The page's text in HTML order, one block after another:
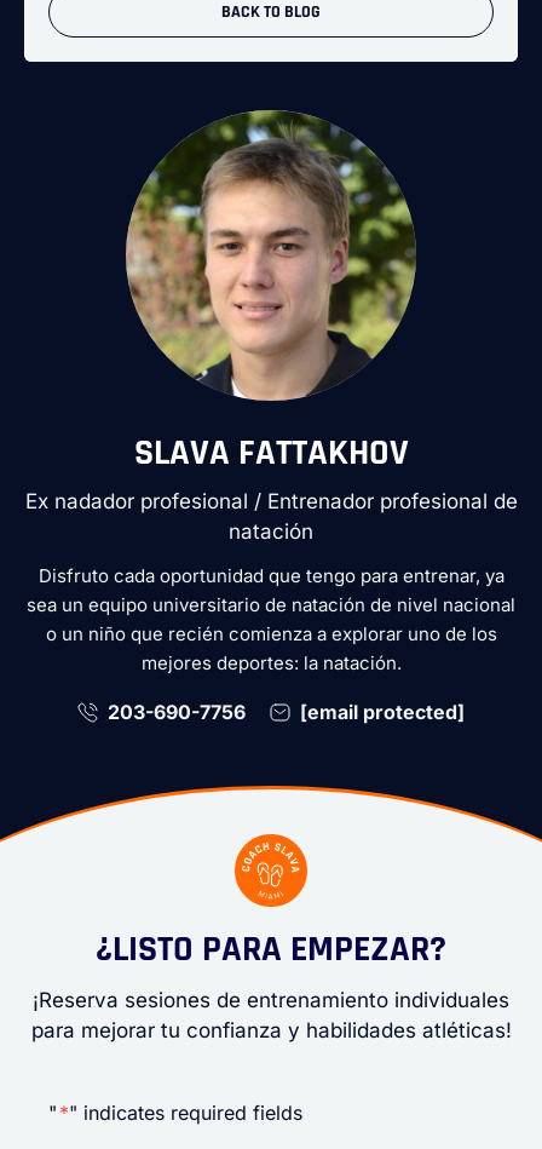
BACK TO BLOG
SLAVA FATTAKHOV
Ex nadador profesional / Entrenador profesional de
natación
Disfruto cada oportunidad que tengo para entrenar, ya
sea un equipo universitario de natación de nivel nacional
o un niño que recién comienza a explorar uno de los
mejores deportes: la natación.
203-690-7756 [email protected]
¿LISTO PARA EMPEZAR?
¡Reserva sesiones de entrenamiento individuales
para mejorar tu confianza y habilidades atléticas!
" *" indicates required fields